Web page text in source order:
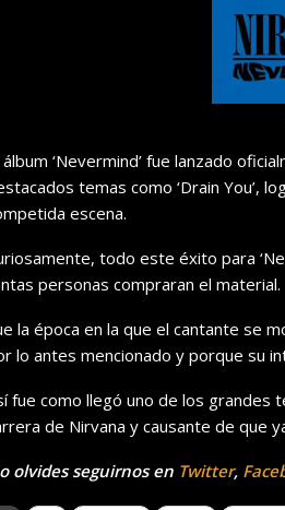
álbum ‘Nevermind’ fue lanzado
temas como ‘Drain You’,
escena.
todo este éxito para
personas compraran el material.
la época en la que el cantante se
lo antes mencionado y porque su
fue como llegó uno de los grandes
de Nirvana y causante de que
olvides seguirnos en Twitter,